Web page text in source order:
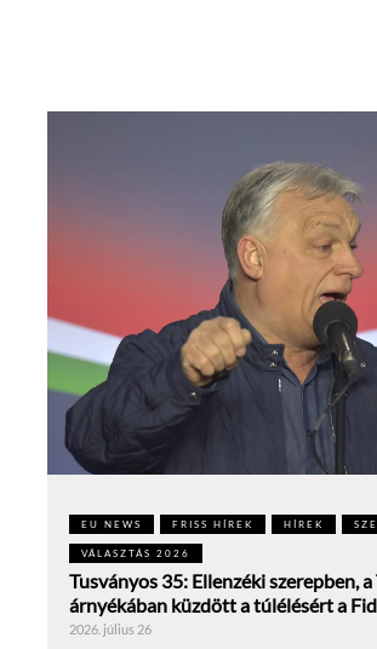
EU NEWS FRISS HÍREK HÍREK
VÁLASZTÁS 2026
Tusványos 35: Ellenzéki szerepben,
árnyékában küzdött a túlélésért a
2026. július 26